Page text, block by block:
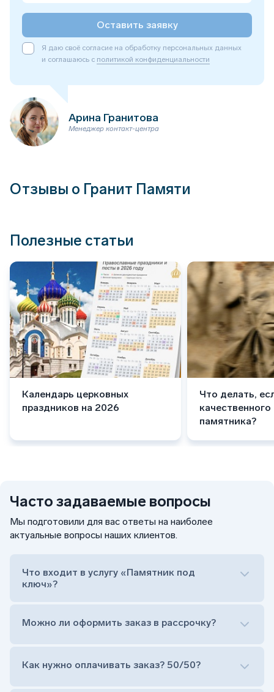
Оставить заявку
Я даю своё согласие на обработку персональных данных
и соглашаюсь с политикой конфиденциальности
Арина Гранитова
Менеджер контакт-центра
Отзывы о Гранит Памяти
Полезные статьи
Календарь церковных
праздников на 2026
Что делать,
памятника?
Часто задаваемые вопросы
Мы подготовили для вас ответы на наиболее
актуальные вопросы наших клиентов.
Что входит в услугу «Памятник под
ключ»?
Сам комплект памятника:
Можно ли оформить заказ в рассрочку?
Как нужно оплачивать заказ? 50/50?